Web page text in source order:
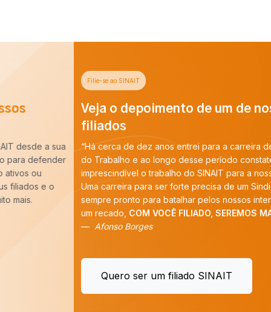
Veja o depoimento de um de nossos
“Há cerca de dez anos entrei para a carreira de Auditoria-Fiscal
do Trabalho e ao longo desse período constatei que é
imprescindível o trabalho do SINAIT para a nossa categoria.
Uma carreira para ser forte precisa de um Sindicato forte,
sempre pronto para batalhar pelos nossos interesses. E tenho
COM VOCÊ FILIADO, SEREMOS MAIS!”
Quero ser um filiado SINAIT